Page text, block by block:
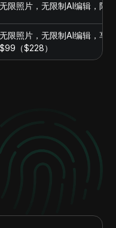
无限照片，无限制AI编辑，限
无限照片，无限制AI编辑，享
$99（$228）